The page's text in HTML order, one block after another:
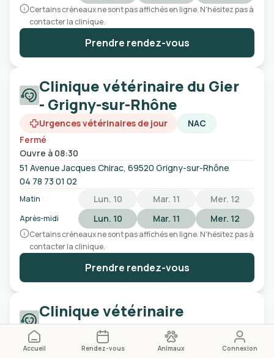
Accueil Rendez-vous Animaux Connexion
Certains créneaux ne sont pas affichés en ligne. N'hésitez pas à
contacter la clinique.
Prendre rendez-vous
Clinique vétérinaire du Gier
- Grigny-sur-Rhône
Urgences vétérinaires de jour
NAC
Fermé
Ouvre à 08:30
51 Avenue Jacques Chirac, 69520 Grigny-sur-Rhône
04 78 73 01 02
Matin
Après-midi
Lun. 10
Lun. 10
Mar. 11
Mar. 11
Mer. 12
Mer. 12
Certains créneaux ne sont pas affichés en ligne. N'hésitez pas à
contacter la clinique.
Prendre rendez-vous
Clinique vétérinaire
Mermoz Vet - Lyon
Urgences vétérinaires 24h/24